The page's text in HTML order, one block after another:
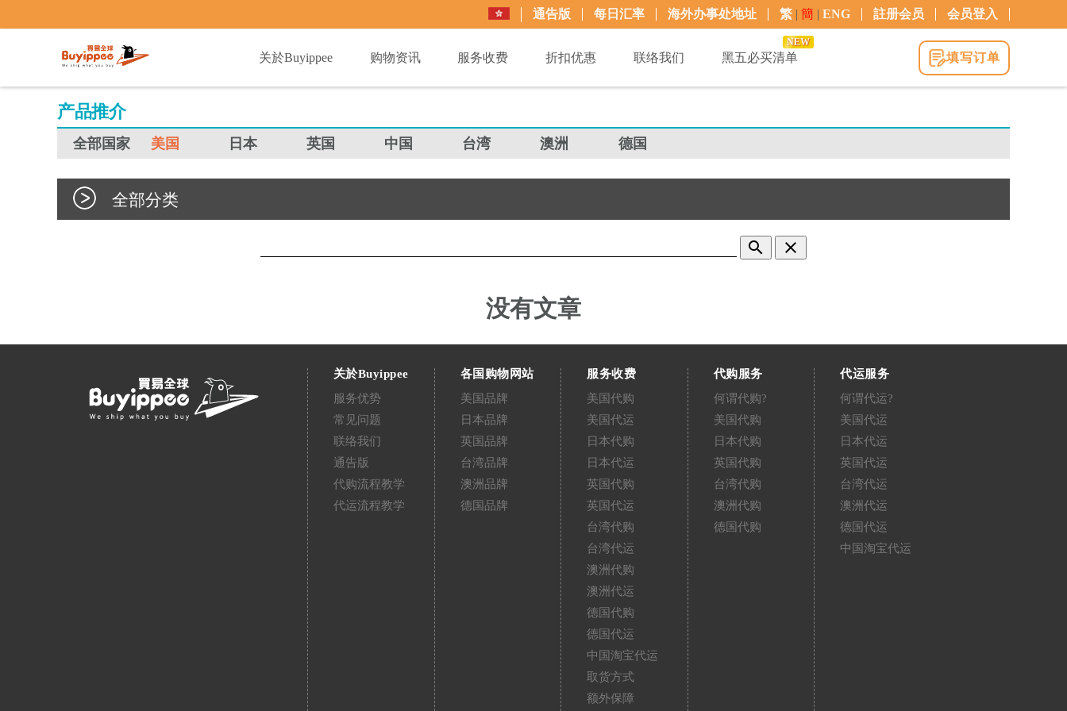
通告版 每日汇率 海外办事处地址 繁 | 簡 | ENG 註册会员 会员登入
关於Buyippee
购物资讯 服务收费 折扣优惠 联络我们 黑五必买清单
NEW
填写订单
产品推介
全部国家 美国 日本 英国 中国 台湾 澳洲 德国
全部分类
search clear
没有文章
关於Buyippee
服务优势
常见问题
联络我们
通告版
代购流程教学
代运流程教学
各国购物网站
美国品牌
日本品牌
英国品牌
台湾品牌
澳洲品牌
德国品牌
服务收费
美国代购
美国代运
日本代购
日本代运
英国代购
英国代运
台湾代购
台湾代运
澳洲代购
澳洲代运
德国代购
德国代运
中国淘宝代运
取货方式
额外保障
代购服务
何谓代购?
美国代购
日本代购
英国代购
台湾代购
澳洲代购
德国代购
代运服务
何谓代运?
美国代运
日本代运
英国代运
台湾代运
澳洲代运
德国代运
中国淘宝代运